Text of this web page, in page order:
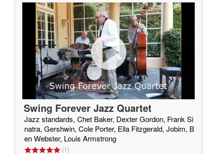
Swing Forever Jazz Quartet
Jazz standards, Chet Baker, Dexter Gordon, Frank Si
natra, Gershwin, Cole Porter, Ella Fitzgerald, Jobim, B
en Webster, Louis Armstrong
(1)